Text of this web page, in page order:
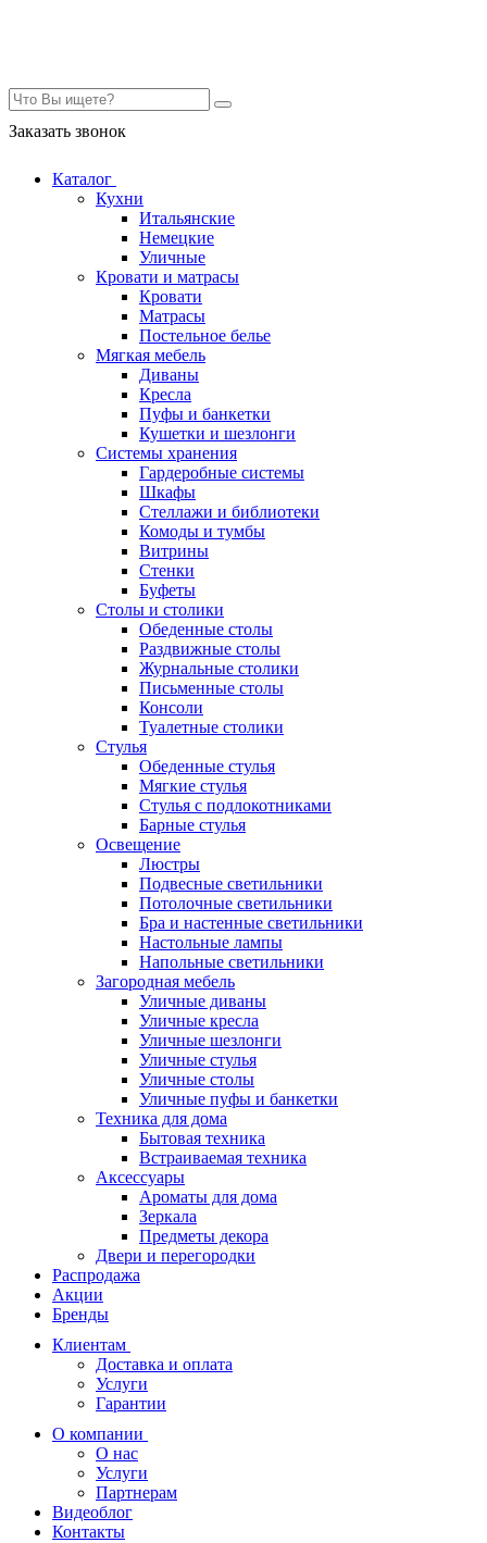
Заказать звонок
Каталог
Кухни
Итальянские
Немецкие
Уличные
Кровати и матрасы
Кровати
Матрасы
Постельное белье
Мягкая мебель
Диваны
Кресла
Пуфы и банкетки
Кушетки и шезлонги
Системы хранения
Гардеробные системы
Шкафы
Стеллажи и библиотеки
Комоды и тумбы
Витрины
Стенки
Буфеты
Столы и столики
Обеденные столы
Раздвижные столы
Журнальные столики
Письменные столы
Консоли
Туалетные столики
Стулья
Обеденные стулья
Мягкие стулья
Стулья с подлокотниками
Барные стулья
Освещение
Люстры
Подвесные светильники
Потолочные светильники
Бра и настенные светильники
Настольные лампы
Напольные светильники
Загородная мебель
Уличные диваны
Уличные кресла
Уличные шезлонги
Уличные стулья
Уличные столы
Уличные пуфы и банкетки
Техника для дома
Бытовая техника
Встраиваемая техника
Аксессуары
Ароматы для дома
Зеркала
Предметы декора
Двери и перегородки
Распродажа
Акции
Бренды
Клиентам
Доставка и оплата
Услуги
Гарантии
О компании
О нас
Услуги
Партнерам
Видеоблог
Контакты